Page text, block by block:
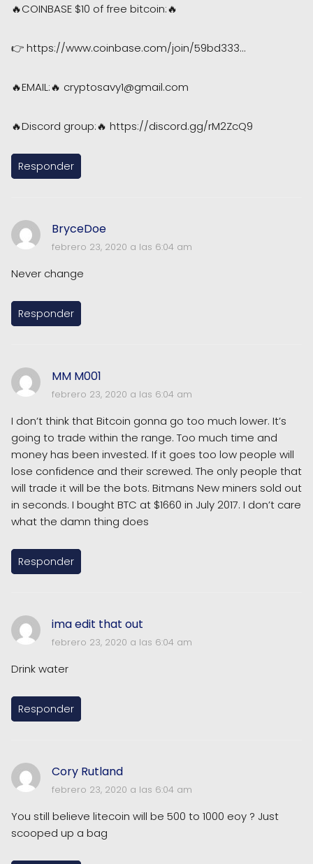
🔥COINBASE $10 of free bitcoin:🔥
👉 https://www.coinbase.com/join/59bd333...
🔥EMAIL:🔥 cryptosavy1@gmail.com
🔥Discord group:🔥 https://discord.gg/rM2ZcQ9
Responder
BryceDoe
febrero 23, 2020 a las 6:04 am
Never change
Responder
MM M001
febrero 23, 2020 a las 6:04 am
I don’t think that Bitcoin gonna go too much lower. It’s
going to trade within the range. Too much time and
money has been invested. If it goes too low people will
lose confidence and their screwed. The only people that
will trade it will be the bots. Bitmans New miners sold out
in seconds. I bought BTC at $1660 in July 2017. I don’t care
what the damn thing does
Responder
ima edit that out
febrero 23, 2020 a las 6:04 am
Drink water
Responder
Cory Rutland
febrero 23, 2020 a las 6:04 am
You still believe litecoin will be 500 to 1000 eoy ? Just
scooped up a bag